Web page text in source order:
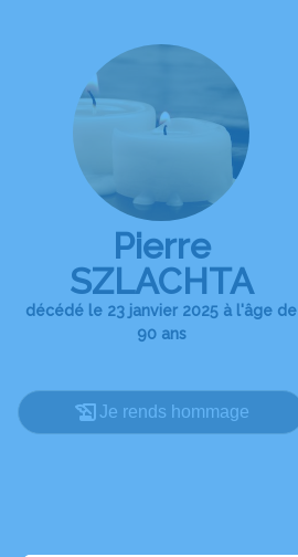
Pierre
SZLACHTA
décédé le 23 janvier 2025 à l'âge de
90 ans
Je rends hommage